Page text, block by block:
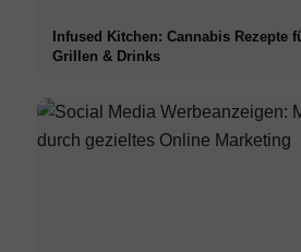
Infused Kitchen: Cannabis Rezepte
Grillen & Drinks